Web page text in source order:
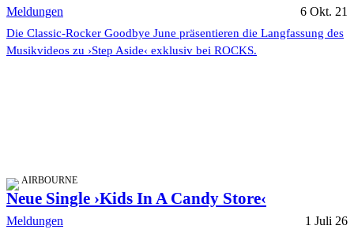
Meldungen 6 Okt. 21
Die Classic-Rocker Goodbye June präsentieren die Langfassung des
Musikvideos zu ›Step Aside‹ exklusiv bei ROCKS.
AIRBOURNE
Neue Single ›Kids In A Candy Store‹
Meldungen 1 Juli 26